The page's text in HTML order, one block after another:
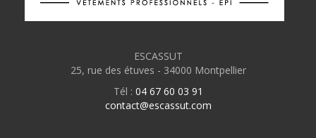
ESCASSUT
25, rue des étuves - 34000 Montpellier
Tél : 04 67 60 03 91
contact@escassut.com